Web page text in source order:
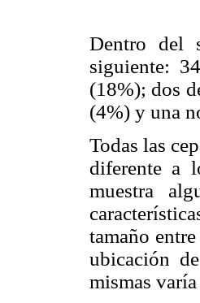
Dentro del
siguiente:
(18%); dos
(4%) y una
Todas las
diferente a
muestra
tamaño
ubicación
mismas